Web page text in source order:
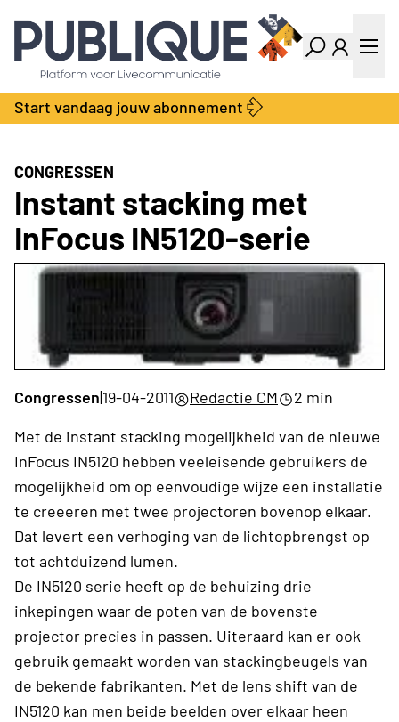
Industry Dashboard
Vacatures
Kalender
Producten
Bedrijvengids
Locatie Finder
Contact
Over ons
Adverteren
Abonnementen
Start vandaag jouw abonnement
CONGRESSEN
Instant stacking met
InFocus IN5120-serie
Congressen|19-04-2011 Redactie CM
2 min
Met de instant stacking mogelijkheid van de nieuwe
InFocus IN5120 hebben veeleisende gebruikers de
mogelijkheid om op eenvoudige wijze een installatie
te creeeren met twee projectoren bovenop elkaar.
Dat levert een verhoging van de lichtopbrengst op
tot achtduizend lumen.
De IN5120 serie heeft op de behuizing drie
inkepingen waar de poten van de bovenste
projector precies in passen. Uiteraard kan er ook
gebruik gemaakt worden van stackingbeugels van
de bekende fabrikanten. Met de lens shift van de
IN5120 kan men beide beelden over elkaar heen